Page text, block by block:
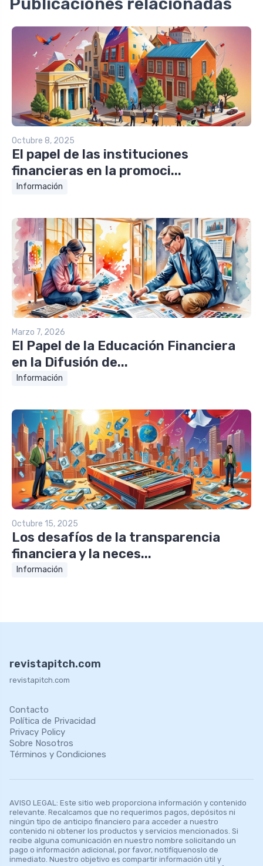
Octubre 8, 2025
El papel de las instituciones
financieras en la promoci...
Información
Marzo 7, 2026
El Papel de la Educación Financiera
en la Difusión de...
Información
Octubre 15, 2025
Los desafíos de la transparencia
financiera y la neces...
Información
revistapitch.com
revistapitch.com
Contacto
Política de Privacidad
Privacy Policy
Sobre Nosotros
Términos y Condiciones
AVISO LEGAL: Este sitio web proporciona información y contenido
relevante. Recalcamos que no requerimos pagos, depósitos ni
ningún tipo de anticipo financiero para acceder a nuestro
contenido ni obtener los productos y servicios mencionados. Si
recibe alguna comunicación en nuestro nombre solicitando un
pago o información adicional, por favor, notifíquenoslo de
inmediato. Nuestro objetivo es compartir información útil y